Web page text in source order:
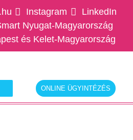
Instagram
LinkedIn
Nyugat-Magyarország
és Kelet-Magyarország
ONLINE ÜGYINTÉZÉS